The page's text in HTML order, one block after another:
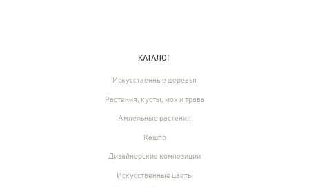
КАТАЛОГ
Искусственные деревья
Растения, кусты, мох и трава
Ампельные растения
Кашпо
Дизайнерские композиции
Искусственные цветы
Растения, кусты, мох и трава 221